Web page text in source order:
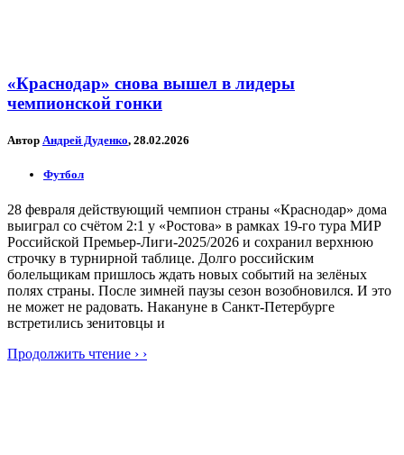
«Краснодар» снова вышел в лидеры
чемпионской гонки
Автор Андрей Дуденко, 28.02.2026
Футбол
28 февраля действующий чемпион страны «Краснодар» дома
выиграл со счётом 2:1 у «Ростова» в рамках 19-го тура МИР
Российской Премьер-Лиги-2025/2026 и сохранил верхнюю
строчку в турнирной таблице. Долго российским
болельщикам пришлось ждать новых событий на зелёных
полях страны. После зимней паузы сезон возобновился. И это
не может не радовать. Накануне в Санкт-Петербурге
встретились зенитовцы и
Продолжить чтение › ›